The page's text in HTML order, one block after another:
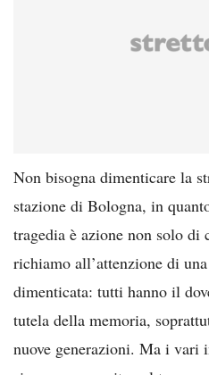
Non bisogna dimenticare la
stazione di Bologna, in
tragedia è azione non solo di
richiamo all’attenzione di
dimenticata: tutti hanno il
tutela della memoria,
nuove generazioni. Ma i